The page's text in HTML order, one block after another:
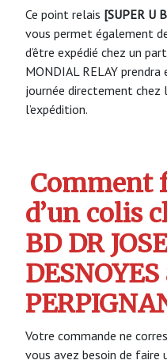
Ce point relais [SUPER U
vous permet également
d’être expédié chez un
MONDIAL RELAY
journée directement chez
l’expédition.
Comment
d’un colis
BD DR
DESNOYES
Votre commande ne
vous avez besoin de faire